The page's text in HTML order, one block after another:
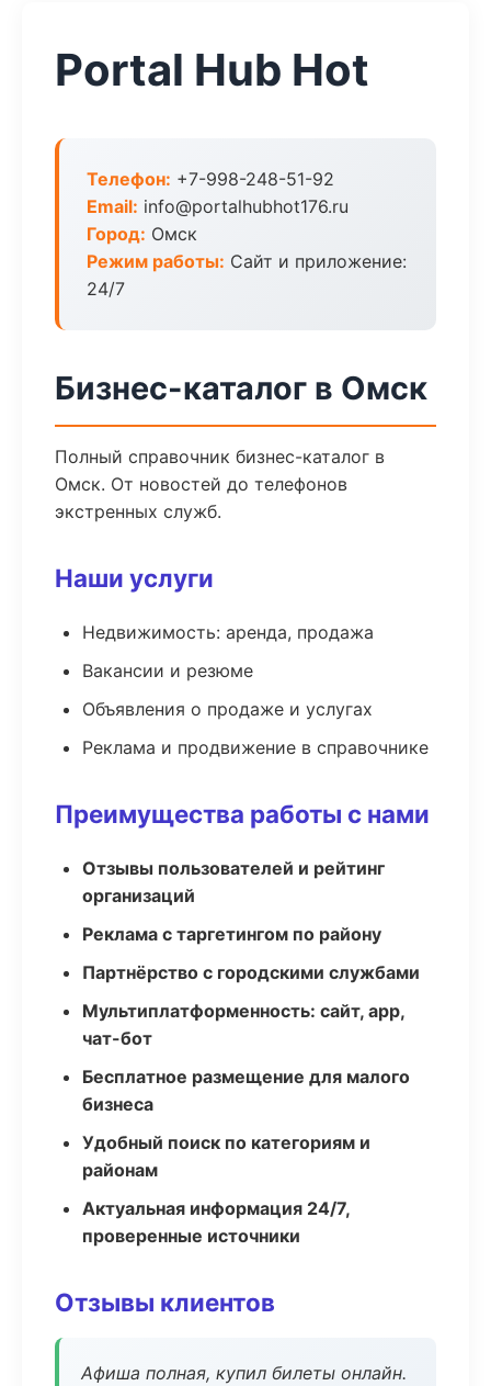
Portal Hub Hot
Телефон: +7-998-248-51-92
Email: info@portalhubhot176.ru
Город: Омск
Режим работы: Сайт и приложение:
24/7
Бизнес-каталог в Омск
Полный справочник бизнес-каталог в
Омск. От новостей до телефонов
экстренных служб.
Наши услуги
Недвижимость: аренда, продажа
Вакансии и резюме
Объявления о продаже и услугах
Реклама и продвижение в справочнике
Преимущества работы с нами
Отзывы пользователей и рейтинг
организаций
Реклама с таргетингом по району
Партнёрство с городскими службами
Мультиплатформенность: сайт, app,
чат-бот
Бесплатное размещение для малого
бизнеса
Удобный поиск по категориям и
районам
Актуальная информация 24/7,
проверенные источники
Отзывы клиентов
Афиша полная, купил билеты онлайн.